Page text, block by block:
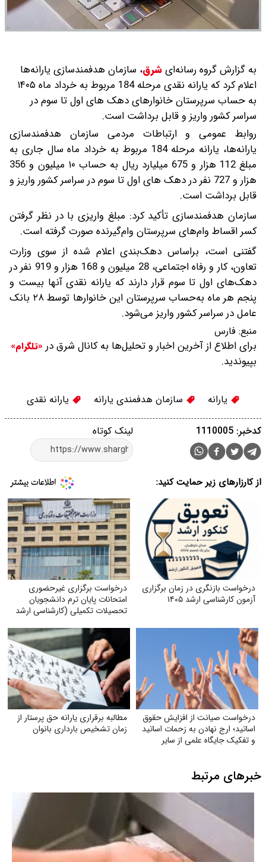
به گزارش گروه رسانه‌ایشرق، سازمان هدفمندسازی یارانه‌ها
اعلام کرد که یارانه نقدی مرحله 184 مربوط به خرداد ماه ۱۴۰۵
به حساب سرپرستان خانوارهای دهک های اول تا سوم در
سراسر کشور واریز و قابل برداشت است.
روابط عمومی و ارتباطات مردمی سازمان هدفمندسازی
یارانه‌ها، یارانه مرحله 184 مربوط به خرداد ماه سال جاری به
مبلغ 112 هزار و 675 میلیارد ریال به حساب ۱۰ میلیون و 356
هزار و 727 نفر در دهک های اول تا سوم در سراسر کشور واریز و
قابل برداشت است.
سازمان هدفمندسازی تأکید کرد: مبلغ واریزی با در نظر گرفتن
کسر اقساط وام‌های سرپرستان وام‌گیرنده صورت گرفته است.
گفتنی است، براساس دهک‌بندی اعلام شده از سوی وزارت
تعاون، کار و رفاه اجتماعی، 28 میلیون و 168 هزار و 919 نفر در
دهک‌های اول تا سوم قرار دارند که یارانه نقدی آنها بیست و
پنجم هر ماه به‌حساب سرپرستان این خانوارها توسط ٢٨ بانک
عامل در سراسر کشور واریز می‌شود.
منبع: فارس
برای اطلاع از آخرین اخبار و تحلیل‌ها به کانال شرق در «تلگرام»
بپیوندید.
یارانه سازمان هدفمندی یارانه یارانه نقدی
لینک کوتاه کدخبر: 1110005
از کارزارهای زیر حمایت کنید:
درخواست بازنگری در زمان برگزاری
آزمون کارشناسی ارشد ۱۴۰۵
درخواست برگزاری غیرحضوری
امتحانات پایان ترم دانشجویان
تحصیلات تکمیلی (کارشناسی ارشد
درخواست صیانت از افزایش حقوق
اساتید؛ ارج نهادن به زحمات اساتید
و تفکیک جایگاه علمی از سایر
مطالبه برقراری یارانه حق پرستار از
زمان تشخیص بارداری بانوان
خبرهای مرتبط